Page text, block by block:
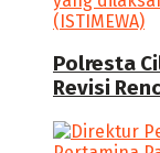
Polresta
Revisi